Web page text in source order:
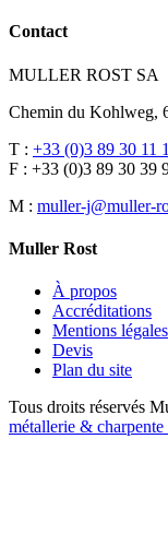
Contact
MULLER ROST SA
Chemin du Kohlweg,
T : +33 (0)3 89 30 11
F : +33 (0)3 89 30 39
M : muller-j@muller-
Muller Rost
À propos
Accréditations
Mentions légales
Devis
Plan du site
Tous droits réservés
métallerie &